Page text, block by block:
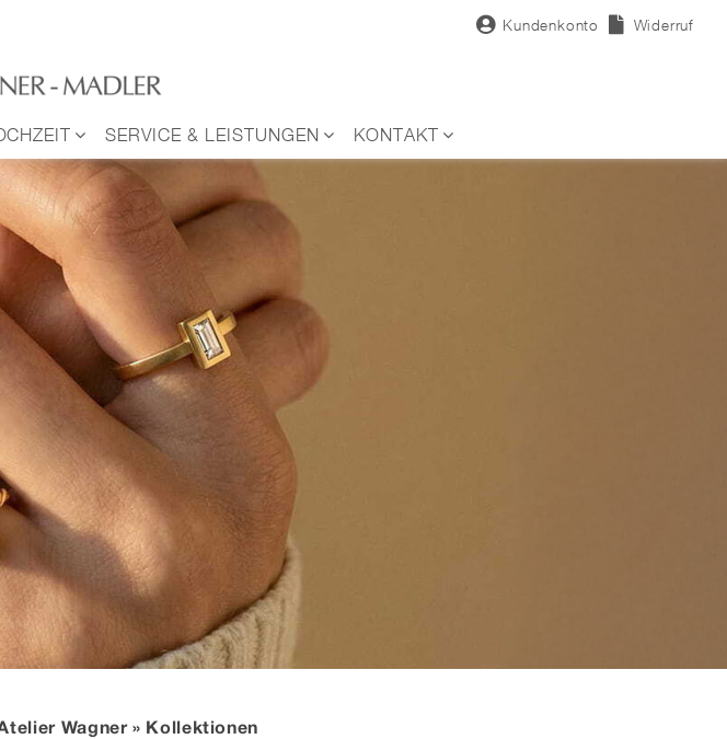
Kundenkonto Widerruf
SERVICE & LEISTUNGEN KONTAKT
Wagner» Kollektionen